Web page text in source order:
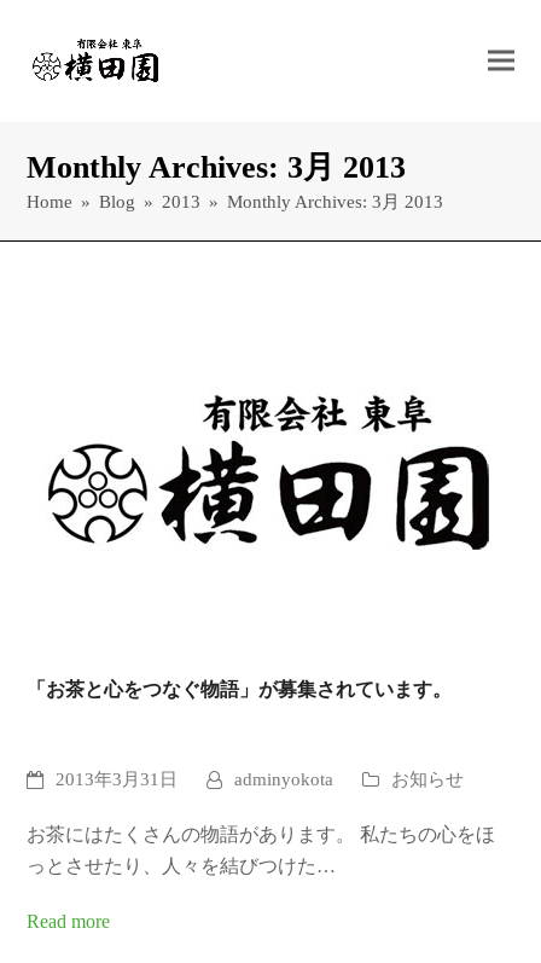
Monthly Archives: 3月 2013
Home » Blog » 2013 » Monthly Archives: 3月 2013
「お茶と心をつなぐ物語」が募集されています。
2013年3月31日 adminyokota お知らせ
お茶にはたくさんの物語があります。 私たちの心をほ
っとさせたり、人々を結びつけた…
Read more